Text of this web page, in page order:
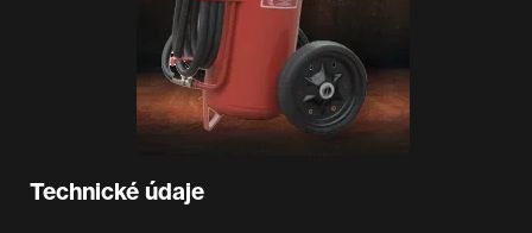
Technické údaje